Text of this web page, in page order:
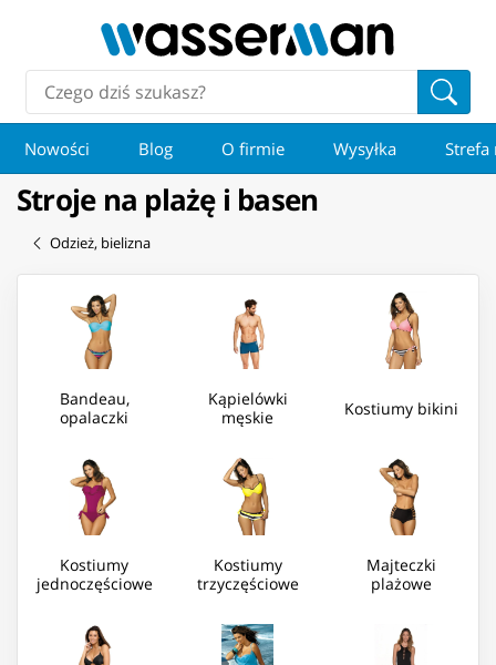
Nowości Blog O firmie Wysyłka Strefa
Stroje na plażę i basen
Odzież, bielizna
Bandeau,
opalaczki
Kąpielówki
męskie
Kostiumy bikini
Kostiumy
jednoczęściowe
Kostiumy
trzyczęściowe
Majteczki
plażowe